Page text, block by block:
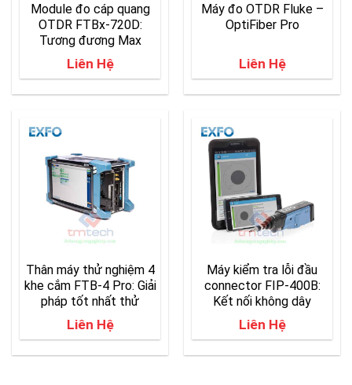
Module đo cáp quang
OTDR FTBx-720D:
Tương đương Max
720D
Liên Hệ
Máy đo OTDR Fluke –
OptiFiber Pro
Liên Hệ
Thân máy thử nghiệm 4
khe cắm FTB-4 Pro: Giải
pháp tốt nhất thử
nghiệm đa công nghệ và
mạng tốc độ cao
Liên Hệ
Máy kiểm tra lỗi đầu
connector FIP-400B:
Kết nối không dây
Liên Hệ